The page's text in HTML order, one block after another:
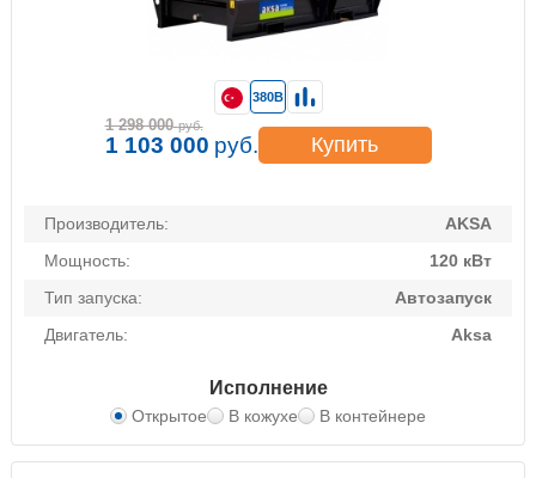
Производитель:
AKSA
Мощность:
120 кВт
Тип запуска:
Автозапуск
Двигатель:
Aksa
Исполнение
Открытое В кожухе В контейнере
380В
1 298 000 руб.
1 103 000 руб. Купить